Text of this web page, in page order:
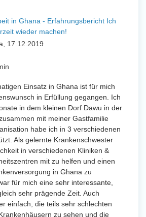
in Ghana - Erfahrungsbericht Ich
wieder machen!
17.12.2019
Einsatz in Ghana ist für mich
in Erfüllung gegangen. Ich
in dem kleinen Dorf Dawu in der
mit meiner Gastfamilie
habe ich in 3 verschiedenen
Als gelernte Krankenschwester
in verschiedenen Kliniken &
mit zu helfen und einen
in Ghana zu
für mich eine sehr interessante,
sehr prägende Zeit. Auch
einfach, die teils sehr schlechten
zu sehen und die